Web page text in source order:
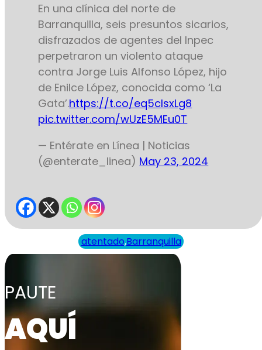
En una clínica del norte de
Barranquilla, seis presuntos sicarios,
disfrazados de agentes del Inpec
perpetraron un violento ataque
contra Jorge Luis Alfonso López, hijo
de Enilce López, conocida como ‘La
Gata’.https://t.co/eq5cIsxLg8
pic.twitter.com/wUzE5MEu0T
— Entérate en Línea | Noticias
(@enterate_linea) May 23, 2024
atentado,Barranquilla
PAUTE
AQUÍ